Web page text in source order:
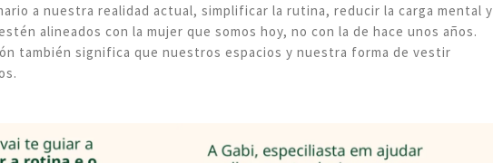
a nuestra realidad actual, simplificar la rutina, reducir la carga mental y
alineados con la mujer que somos hoy, no con la de hace unos años.
también significa que nuestros espacios y nuestra forma de vestir